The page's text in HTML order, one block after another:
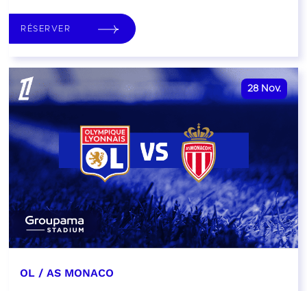
RÉSERVER
28 Nov.
OL / AS MONACO